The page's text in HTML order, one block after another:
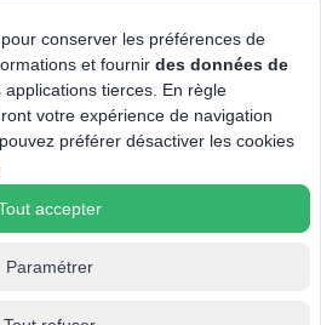
conserver les préférences de
et fournir des données de
applications tierces. En règle
votre expérience de navigation
préférer désactiver les cookies
accepter
Paramétrer
connecté /
/ Drone / Mini four / Accessoire caméra
culinaire Antenne TV / Radio
Clavier Aspirateur cuve
réalité virtuelle / Dac